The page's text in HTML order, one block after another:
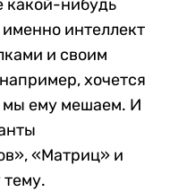
какой-нибудь
интеллект
и своим
хочется
мы ему мешаем. И
«Матриц» и
тему.